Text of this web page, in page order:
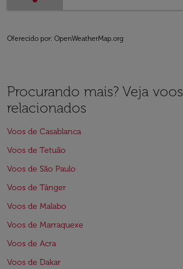
Oferecido por: OpenWeatherMap.org
Procurando mais? Veja voos
relacionados
Voos de Casablanca
Voos de Tetuão
Voos de São Paulo
Voos de Tânger
Voos de Malabo
Voos de Marraquexe
Voos de Acra
Voos de Dakar